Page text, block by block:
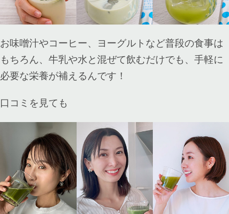
お味噌汁やコーヒー、ヨーグルトなど普段の食事は
もちろん、牛乳や水と混ぜて飲むだけでも、手軽に
必要な栄養が補えるんです！
口コミを見ても